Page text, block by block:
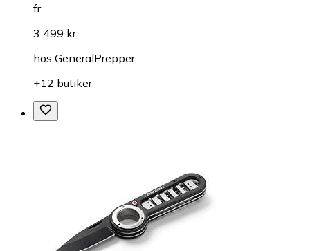
fr.
3 499 kr
hos GeneralPrepper
+12 butiker